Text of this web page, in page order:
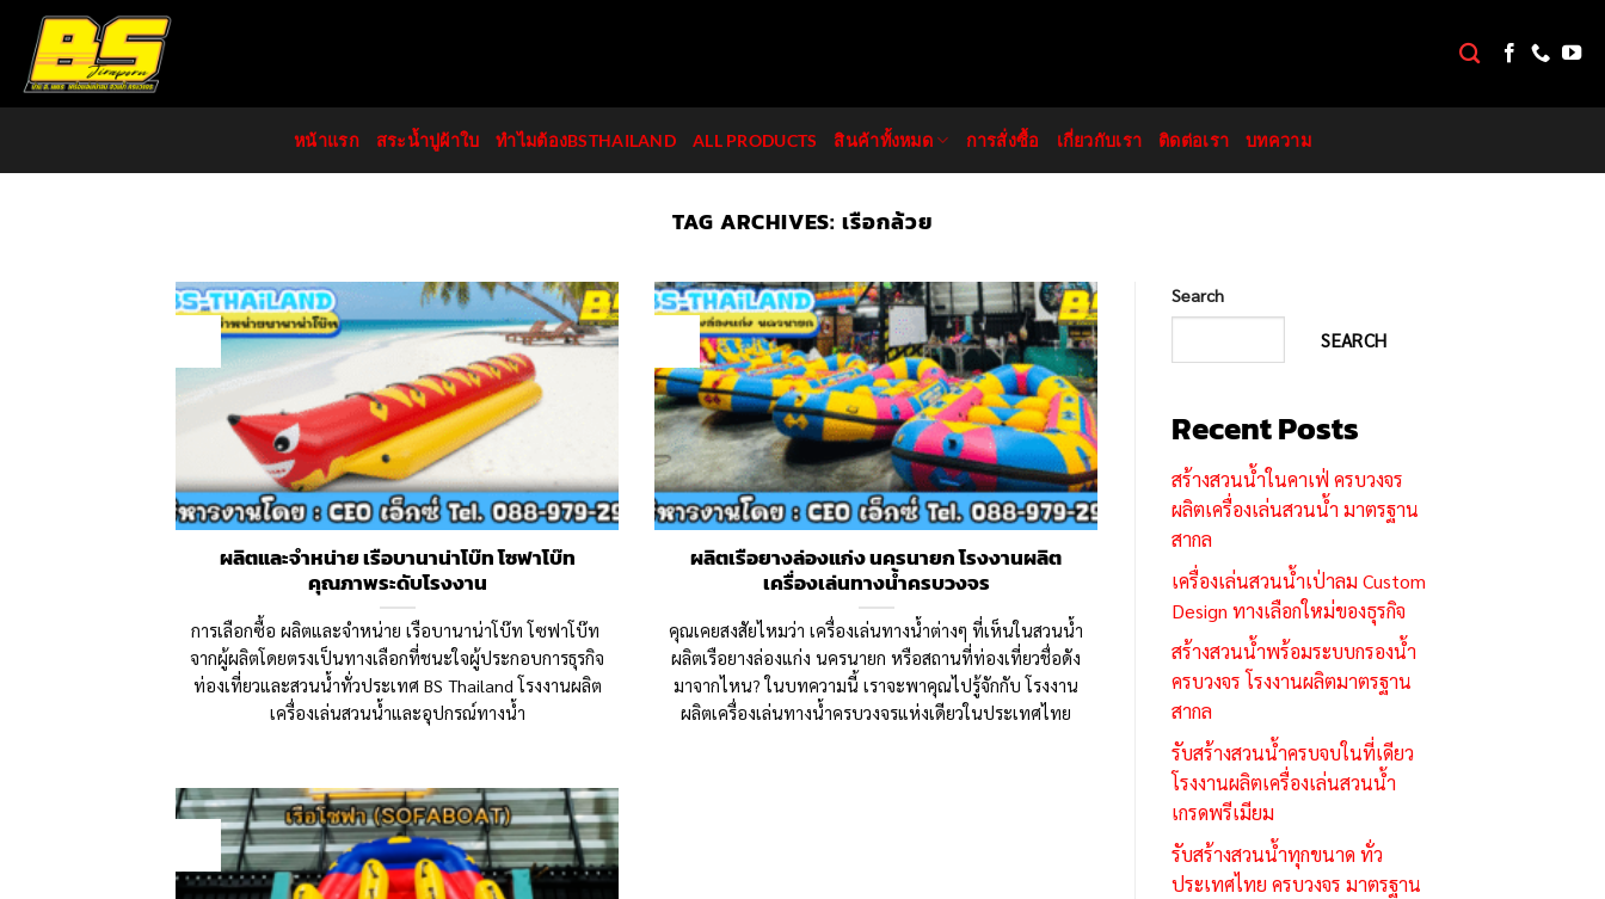
content
หน้าแรก สระน้ำปูผ้าใบ ทำไมต้องBSTHAILAND ALL PRODUCTS สินค้าทั้งหมด การสั่งซื้อ เกี่ยวกับเรา ติดต่อเรา บทความ
TAG ARCHIVES:เรือกล้วย
ผลิตและจำหน่าย เรือบานาน่าโบ๊ท โซฟาโบ๊ท
คุณภาพระดับโรงงาน
การเลือกซื้อ ผลิตและจำหน่าย เรือบานาน่าโบ๊ท โซฟาโบ๊ท
จากผู้ผลิตโดยตรงเป็นทางเลือกที่ชนะใจผู้ประกอบการธุรกิจ
ท่องเที่ยวและสวนน้ำทั่วประเทศ BS Thailand โรงงานผลิต
เครื่องเล่นสวนน้ำและอุปกรณ์ทางน้ำ
ผลิตเรือยางล่องแก่ง นครนายก โรงงานผลิต
เครื่องเล่นทางน้ำครบวงจร
คุณเคยสงสัยไหมว่า เครื่องเล่นทางน้ำต่างๆ ที่เห็นในสวนน้ำ
ผลิตเรือยางล่องแก่ง นครนายก หรือสถานที่ท่องเที่ยวชื่อดัง
มาจากไหน? ในบทความนี้ เราจะพาคุณไปรู้จักกับ โรงงาน
ผลิตเครื่องเล่นทางน้ำครบวงจรแห่งเดียวในประเทศไทย
Search
SEARCH
Recent Posts
สร้างสวนน้ำในคาเฟ่ ครบวงจร
ผลิตเครื่องเล่นสวนน้ำ มาตรฐาน
สากล
เครื่องเล่นสวนน้ำเป่าลม Custom
Design ทางเลือกใหม่ของธุรกิจ
สร้างสวนน้ำพร้อมระบบกรองน้ำ
ครบวงจร โรงงานผลิตมาตรฐาน
สากล
รับสร้างสวนน้ำครบจบในที่เดียว
โรงงานผลิตเครื่องเล่นสวนน้ำ
เกรดพรีเมียม
รับสร้างสวนน้ำทุกขนาด ทั่ว
ประเทศไทย ครบวงจร มาตรฐาน